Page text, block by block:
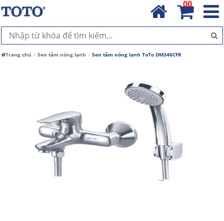
00
Trang chủ Sen tắm nóng lạnh Sen tắm nóng lạnh ToTo DM346CFR